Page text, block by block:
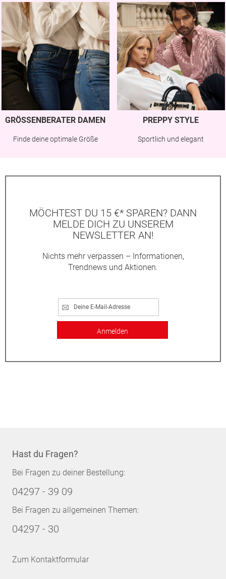
GRÖSSENBERATER DAMEN
Finde deine optimale Größe
PREPPY STYLE
Sportlich und elegant
MÖCHTEST DU 15 €* SPAREN? DANN
MELDE DICH ZU UNSEREM
NEWSLETTER AN!
Nichts mehr verpassen – Informationen,
Trendnews und Aktionen.
Anmelden
Hast du Fragen?
Bei Fragen zu deiner Bestellung:
04297 - 39 09
Bei Fragen zu allgemeinen Themen:
04297 - 30
Zum Kontaktformular